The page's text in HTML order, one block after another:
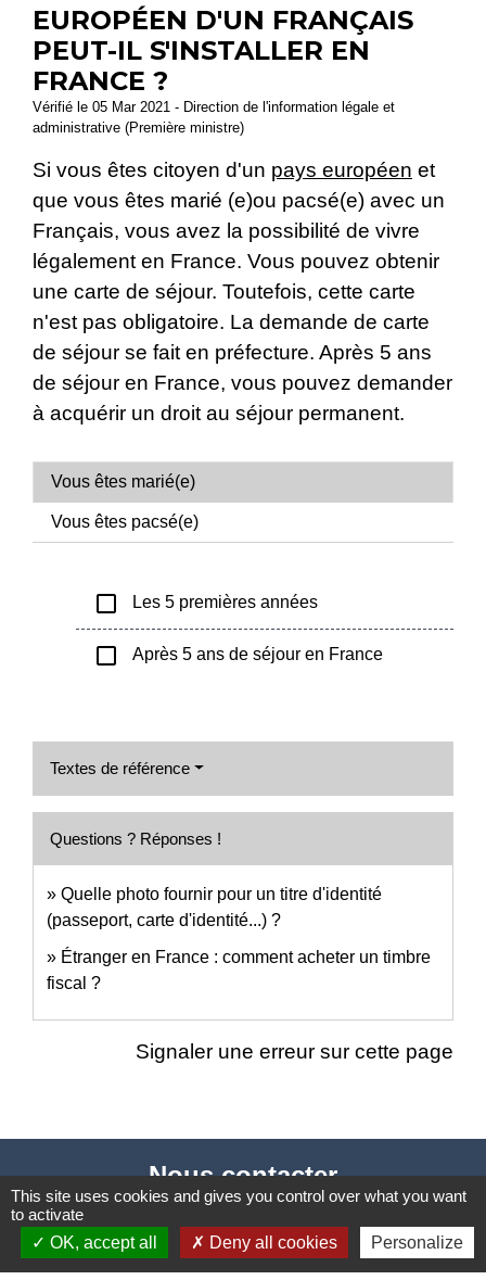
EUROPÉEN D'UN FRANÇAIS
PEUT-IL S'INSTALLER EN
FRANCE ?
Vérifié le 05 Mar 2021 - Direction de l'information légale et
administrative (Première ministre)
Si vous êtes citoyen d'un pays européen et
que vous êtes marié (e)ou pacsé(e) avec un
Français, vous avez la possibilité de vivre
légalement en France. Vous pouvez obtenir
une carte de séjour. Toutefois, cette carte
n'est pas obligatoire. La demande de carte
de séjour se fait en préfecture. Après 5 ans
de séjour en France, vous pouvez demander
à acquérir un droit au séjour permanent.
Vous êtes marié(e)
Vous êtes pacsé(e)
check_box_outline_blank Les 5 premières années
check_box_outline_blank Après 5 ans de séjour en France
Textes de référence
Questions ? Réponses !
Quelle photo fournir pour un titre d'identité
(passeport, carte d'identité...) ?
Étranger en France : comment acheter un timbre
fiscal ?
Signaler une erreur sur cette page
Nous contacter
1 rue de la Mairie
This site uses cookies and gives you control over what you want
to activate
OK, accept all
Deny all cookies Personalize